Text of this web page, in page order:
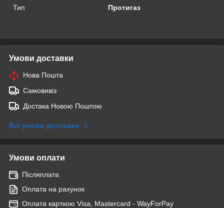
Тип
Протигаз
Умови доставки
Нова Пошта
Самовивіз
Достака Новою Поштою
Всі умови доставки
Умови оплати
Післяплата
Оплата на рахунок
Оплата карткою Visa, Mastercard - WayForPay